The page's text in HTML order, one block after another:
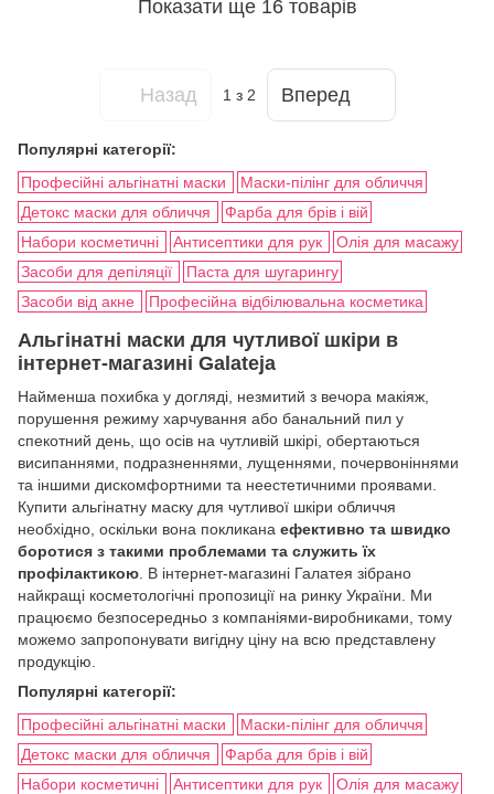
Показати ще 16 товарів
Назад 1 з 2 Вперед
Популярні категорії:
Професійні альгінатні маски
Маски-пілінг для обличчя
Детокс маски для обличчя
Фарба для брів і вій
Набори косметичні
Антисептики для рук
Олія для масажу
Засоби для депіляції
Паста для шугарингу
Засоби від акне
Професійна відбілювальна косметика
Альгінатні маски для чутливої шкіри в
інтернет-магазині Galateja
Найменша похибка у догляді, незмитий з вечора макіяж,
порушення режиму харчування або банальний пил у
спекотний день, що осів на чутливій шкірі, обертаються
висипаннями, подразненнями, лущеннями, почервоніннями
та іншими дискомфортними та неестетичними проявами.
Купити альгінатну маску для чутливої шкіри обличчя
необхідно, оскільки вона покликана ефективно та швидко
боротися з такими проблемами та служить їх
профілактикою . В інтернет-магазині Галатея зібрано
найкращі косметологічні пропозиції на ринку України. Ми
працюємо безпосередньо з компаніями-виробниками, тому
можемо запропонувати вигідну ціну на всю представлену
продукцію.
Популярні категорії:
Професійні альгінатні маски
Маски-пілінг для обличчя
Детокс маски для обличчя
Фарба для брів і вій
Набори косметичні
Антисептики для рук
Олія для масажу